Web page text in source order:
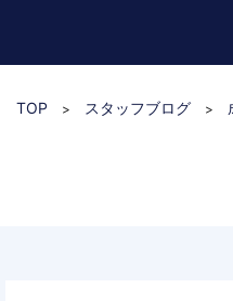
TOP > スタッフブログ >